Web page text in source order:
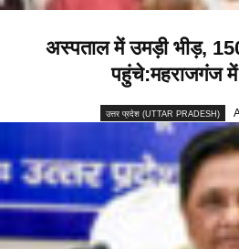
अस्पताल में उमड़ी भीड़,
पहुंचे:महराजगंज
उत्तर प्रदेश (UTTAR PRADESH)